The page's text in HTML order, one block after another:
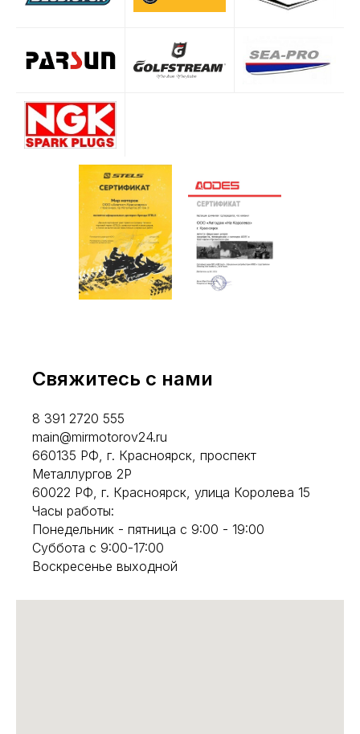
Свяжитесь с нами
8 391 2720 555
main@mirmotorov24.ru
660135 РФ, г. Красноярск, проспект
Металлургов 2Р
60022 РФ, г. Красноярск, улица Королева 15
Часы работы:
Понедельник - пятница с 9:00 - 19:00
Суббота с 9:00-17:00
Воскресенье выходной